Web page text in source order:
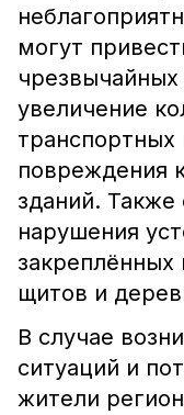
могут
чрезвычайных
увеличение
повреждения
зданий. Также
нарушения
щитов и
В случае
ситуаций и
жители